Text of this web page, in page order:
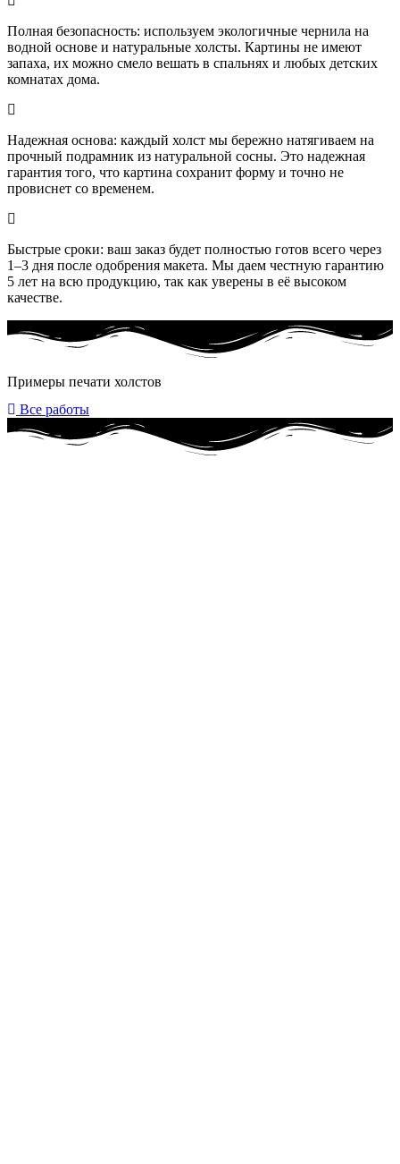
Полная безопасность: используем экологичные чернила на
водной основе и натуральные холсты. Картины не имеют
запаха, их можно смело вешать в спальнях и любых детских
комнатах дома.
Надежная основа: каждый холст мы бережно натягиваем на
прочный подрамник из натуральной сосны. Это надежная
гарантия того, что картина сохранит форму и точно не
провиснет со временем.
Быстрые сроки: ваш заказ будет полностью готов всего через
1–3 дня после одобрения макета. Мы даем честную гарантию
5 лет на всю продукцию, так как уверены в её высоком
качестве.
Примеры печати холстов
Все работы